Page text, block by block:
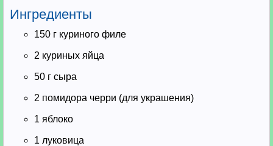
Ингредиенты
150 г куриного филе
2 куриных яйца
50 г сыра
2 помидора черри (для украшения)
1 яблоко
1 луковица